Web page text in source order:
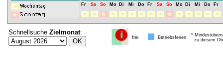
Fr Sa So Mo Di Mi Do Fr Sa So Mo Di Mi Do Fr
Schnellsuche Zielmonat:
frei Betriebsferien
*
zu diesem